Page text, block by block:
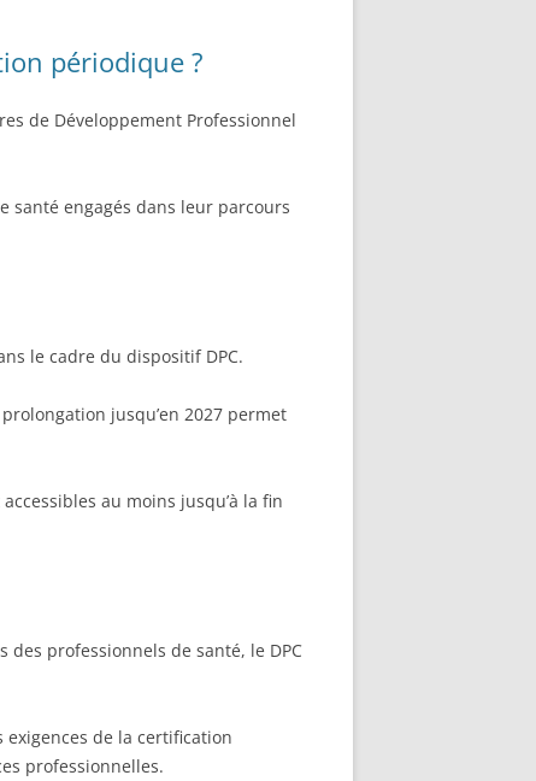
périodique ?
de Développement Professionnel
santé engagés dans leur parcours
le cadre du dispositif DPC.
jusqu’en 2027 permet
au moins jusqu’à la fin
professionnels de santé, le DPC
de la certification
professionnelles.